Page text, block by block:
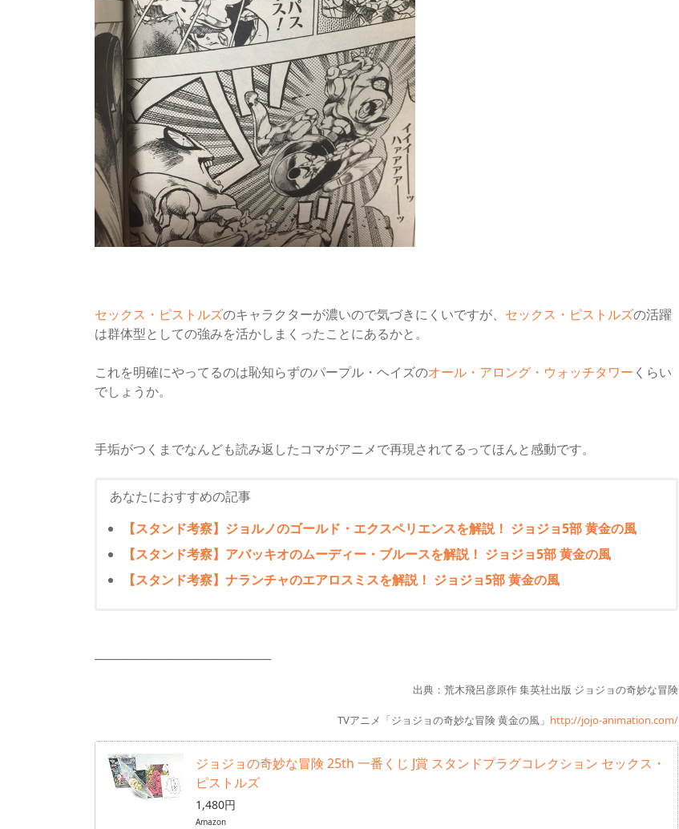
セックス・ピストルズのキャラクターが濃いので気づきにくいですが、 セックス・ピストルズの活躍
は群体型としての強みを活かしまくったことにあるかと。
これを明確にやってるのは恥知らずのパープル・ヘイズのオール・アロング・ウォッチタワー くらい
でしょうか。
手垢がつくまでなんども読み返したコマがアニメで再現されてるってほんと感動です。
あなたにおすすめの記事
【スタンド考察】ジョルノのゴールド・エクスペリエンスを解説！ ジョジョ5部 黄金の風
【スタンド考察】アバッキオのムーディー・ブルースを解説！ ジョジョ5部 黄金の風
【スタンド考察】ナランチャのエアロスミスを解説！ ジョジョ5部 黄金の風
────────────────────
出典：荒木飛呂彦原作 集英社出版 ジョジョの奇妙な冒険
TVアニメ「ジョジョの奇妙な冒険 黄金の風」 http://jojo-animation.com/
ジョジョの奇妙な冒険 25th 一番くじ J賞 スタンドプラグコレクション セックス・
ピストルズ
1,480円
Amazon